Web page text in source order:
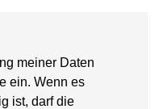
meiner Daten
ein. Wenn es
ist, darf die